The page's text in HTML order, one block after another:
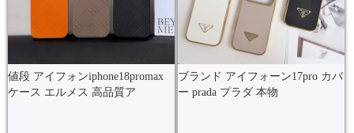
値段 アイフォンiphone18promax
ケース エルメス 高品質ア
ブランド アイフォーン17pro カバ
ー prada プラダ 本物